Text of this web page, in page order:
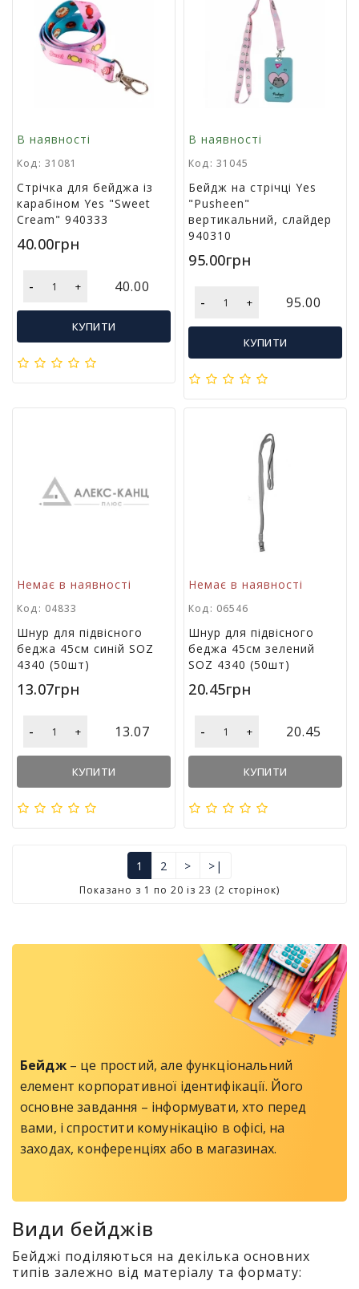
В наявності
Код: 31081
Стрічка для бейджа із
карабіном Yes "Sweet
Cream" 940333
40.00грн
- + 40.00
КУПИТИ
В наявності
Код: 31045
Бейдж на стрічці Yes
"Pusheen"
вертикальний, слайдер
940310
95.00грн
- + 95.00
КУПИТИ
Немає в наявності
Код: 04833
Шнур для підвісного
беджа 45см синій SOZ
4340 (50шт)
13.07грн
- + 13.07
КУПИТИ
Немає в наявності
Код: 06546
Шнур для підвісного
беджа 45см зелений
SOZ 4340 (50шт)
20.45грн
- + 20.45
КУПИТИ
1 2 > >|
Показано з 1 по 20 із 23 (2 сторінок)
Бейдж– це простий, але функціональний
елемент корпоративної ідентифікації. Його
основне завдання – інформувати, хто перед
вами, і спростити комунікацію в офісі, на
заходах, конференціях або в магазинах.
Види бейджів
Бейджі поділяються на декілька основних
типів залежно від матеріалу та формату: